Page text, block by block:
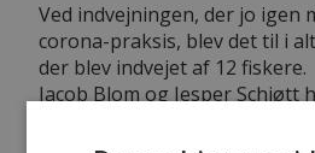
Ved indvejningen, der jo igen
corona-praksis, blev det til i
der blev indvejet af 12 fiskere.
Jacob Blom og Jesper Schiøtt